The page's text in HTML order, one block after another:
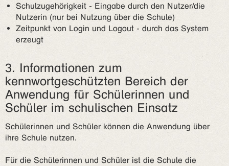
Schulzugehörigkeit - Eingabe durch den Nutzer/die
Nutzerin (nur bei Nutzung über die Schule)
Zeitpunkt von Login und Logout - durch das System
erzeugt
3. Informationen zum
kennwortgeschützten Bereich der
Anwendung für Schülerinnen und
Schüler im schulischen Einsatz
Schülerinnen und Schüler können die Anwendung über
ihre Schule nutzen.
Für die Schülerinnen und Schüler ist die Schule die